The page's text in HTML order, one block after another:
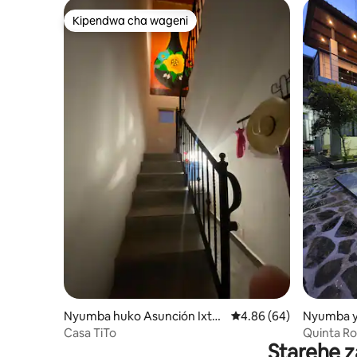
Kipendwa cha wageni
Kipendwa cha wageni
Nyumba huko Asunción Ixtal
tepec
Ukadiriaji wa wastani
4.86 (64)
Casa TiTo
Nyumba
Espinal
Quinta